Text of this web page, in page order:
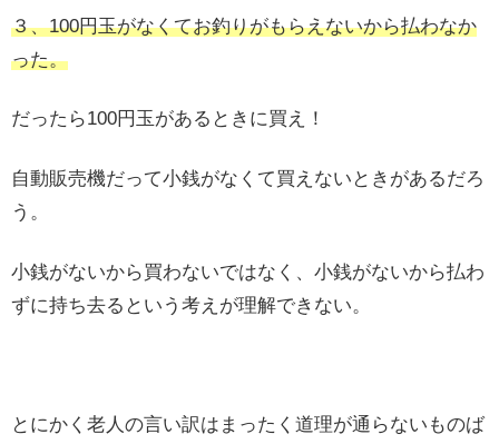
３、100円玉がなくてお釣りがもらえないから払わなか
った。
だったら100円玉があるときに買え！
自動販売機だって小銭がなくて買えないときがあるだろ
う。
小銭がないから買わないではなく、小銭がないから払わ
ずに持ち去るという考えが理解できない。
とにかく老人の言い訳はまったく道理が通らないものば